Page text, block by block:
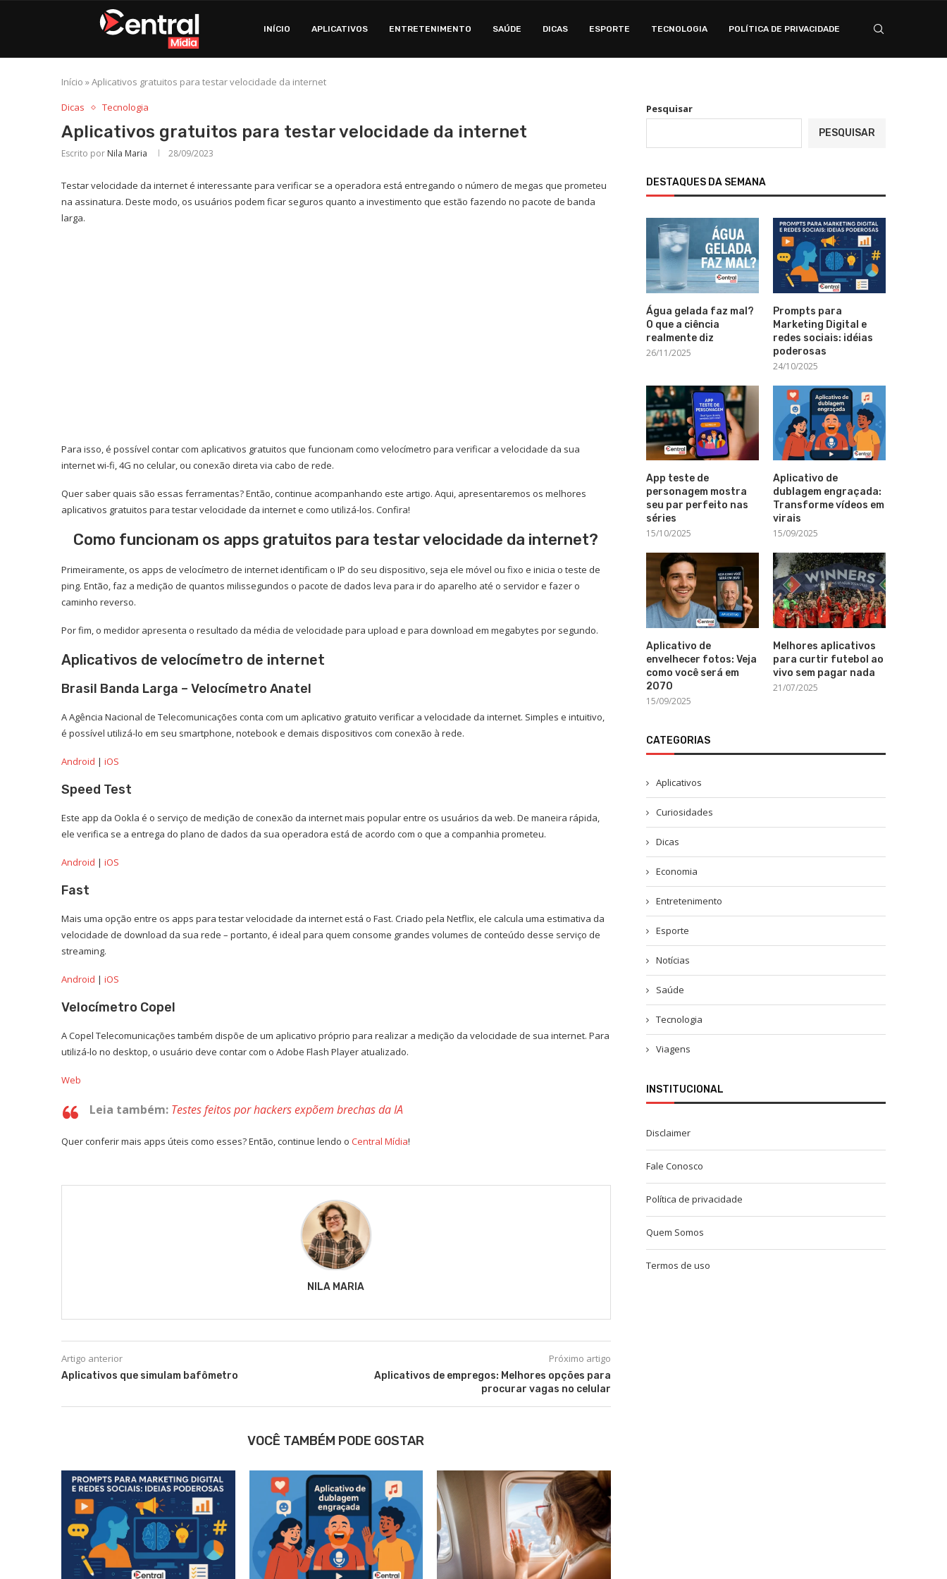
INÍCIO APLICATIVOS ENTRETENIMENTO SAÚDE DICAS ESPORTE TECNOLOGIA POLÍTICA DE PRIVACIDADE
Início »Aplicativos gratuitos para testar velocidade da internet
Dicas
Tecnologia
Aplicativos gratuitos para testar velocidade da internet
Escrito por Nila Maria 28/09/2023
Testar velocidade da internet é interessante para verificar se a operadora está entregando o número de megas que prometeu
na assinatura. Deste modo, os usuários podem ficar seguros quanto a investimento que estão fazendo no pacote de banda
larga.
Para isso, é possível contar com aplicativos gratuitos que funcionam como velocímetro para verificar a velocidade da sua
internet wi-fi, 4G no celular, ou conexão direta via cabo de rede.
Quer saber quais são essas ferramentas? Então, continue acompanhando este artigo. Aqui, apresentaremos os melhores
aplicativos gratuitos para testar velocidade da internet e como utilizá-los. Confira!
Como funcionam os apps gratuitos para testar velocidade da internet?
Primeiramente, os apps de velocímetro de internet identificam o IP do seu dispositivo, seja ele móvel ou fixo e inicia o teste de
ping. Então, faz a medição de quantos milissegundos o pacote de dados leva para ir do aparelho até o servidor e fazer o
caminho reverso.
Por fim, o medidor apresenta o resultado da média de velocidade para upload e para download em megabytes por segundo.
Aplicativos de velocímetro de internet
Brasil Banda Larga – Velocímetro Anatel
A Agência Nacional de Telecomunicações conta com um aplicativo gratuito verificar a velocidade da internet. Simples e intuitivo,
é possível utilizá-lo em seu smartphone, notebook e demais dispositivos com conexão à rede.
Android | iOS
Speed Test
Este app da Ookla é o serviço de medição de conexão da internet mais popular entre os usuários da web. De maneira rápida,
ele verifica se a entrega do plano de dados da sua operadora está de acordo com o que a companhia prometeu.
Android | iOS
Fast
Mais uma opção entre os apps para testar velocidade da internet está o Fast. Criado pela Netflix, ele calcula uma estimativa da
velocidade de download da sua rede – portanto, é ideal para quem consome grandes volumes de conteúdo desse serviço de
streaming.
Android | iOS
Velocímetro Copel
A Copel Telecomunicações também dispõe de um aplicativo próprio para realizar a medição da velocidade de sua internet. Para
utilizá-lo no desktop, o usuário deve contar com o Adobe Flash Player atualizado.
Web
Leia também: Testes feitos por hackers expõem brechas da IA
Quer conferir mais apps úteis como esses? Então, continue lendo o Central Mídia!
NILA MARIA
Artigo anterior
Aplicativos que simulam bafômetro
Próximo artigo
Aplicativos de empregos: Melhores opções para
procurar vagas no celular
VOCÊ TAMBÉM PODE GOSTAR
Pesquisar
PESQUISAR
DESTAQUES DA SEMANA
Água gelada faz mal?
O que a ciência
realmente diz
26/11/2025
Prompts para
Marketing Digital e
redes sociais: idéias
poderosas
24/10/2025
App teste de
personagem mostra
seu par perfeito nas
séries
15/10/2025
Aplicativo de
dublagem engraçada:
Transforme vídeos em
virais
15/09/2025
Aplicativo de
envelhecer fotos: Veja
como você será em
2070
15/09/2025
Melhores aplicativos
para curtir futebol ao
vivo sem pagar nada
21/07/2025
CATEGORIAS
Aplicativos
Curiosidades
Dicas
Economia
Entretenimento
Esporte
Notícias
Saúde
Tecnologia
Viagens
INSTITUCIONAL
Disclaimer
Fale Conosco
Política de privacidade
Quem Somos
Termos de uso